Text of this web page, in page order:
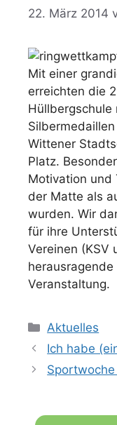
22. März 2014
Mit einer
erreichten die
Hüllbergschule
Wittener
Platz.
Motivation und
der Matte als
wurden. Wir
für ihre
Vereinen (KSV
Veranstaltung.
Kategorien
Aktuelles
Ich habe